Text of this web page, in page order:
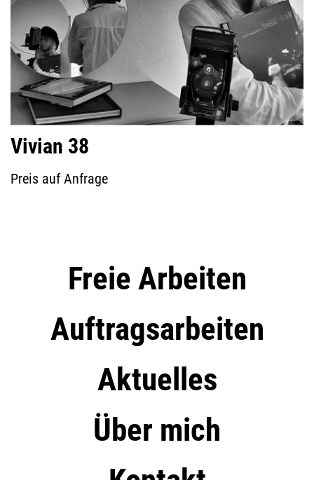
Vivian 38
Preis auf Anfrage
Freie Arbeiten
Auftragsarbeiten
Aktuelles
Über mich